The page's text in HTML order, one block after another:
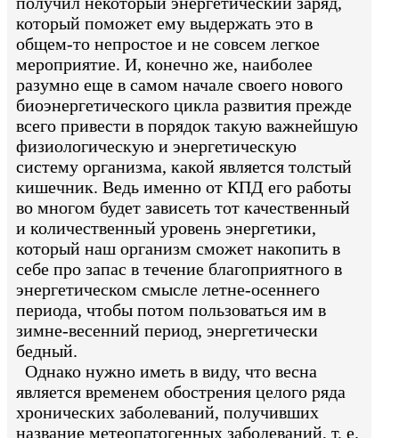
который поможет ему выдержать это в
общем-то непростое и не совсем легкое
мероприятие. И, конечно же, наиболее
разумно еще в самом начале своего нового
биоэнергетического цикла развития прежде
всего привести в порядок такую важнейшую
физиологическую и энергетическую
систему организма, какой является толстый
кишечник. Ведь именно от КПД его работы
во многом будет зависеть тот качественный
и количественный уровень энергетики,
который наш организм сможет накопить в
себе про запас в течение благоприятного в
энергетическом смысле летне-осеннего
периода, чтобы потом пользоваться им в
зимне-весенний период, энергетически
бедный.
Однако нужно иметь в виду, что весна
является временем обострения целого ряда
хронических заболеваний, получивших
название метеопатогенных заболеваний, т. е.